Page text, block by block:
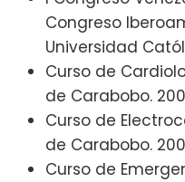
Congreso
Universidad
Curso de
de Carabobo.
Curso de
de Carabobo.
Curso de